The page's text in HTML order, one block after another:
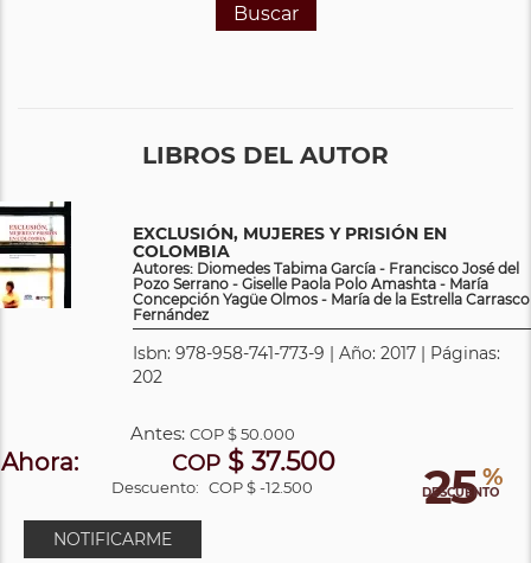
Buscar
LIBROS DEL AUTOR
EXCLUSIÓN, MUJERES Y PRISIÓN EN
COLOMBIA
Autores: Diomedes Tabima García - Francisco José del
Pozo Serrano - Giselle Paola Polo Amashta - María
Concepción Yagüe Olmos - María de la Estrella Carrasco
Fernández
Isbn: 978-958-741-773-9 | Año: 2017 | Páginas:
202
25 %
DESCUENTO
Antes: COP$ 50.000
Ahora: COP $ 37.500
Descuento: COP $ -12.500
NOTIFICARME